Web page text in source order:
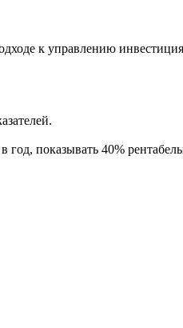
к управлению
показывать 40%